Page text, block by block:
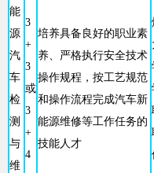
能
源
汽
车
检
测
与
维
3
+
3
或
3
+
4
培养具备良好的职业素
养、严格执行安全技术
操作规程，按工艺规范
和操作流程完成汽车新
能源维修等工作任务的
技能人才